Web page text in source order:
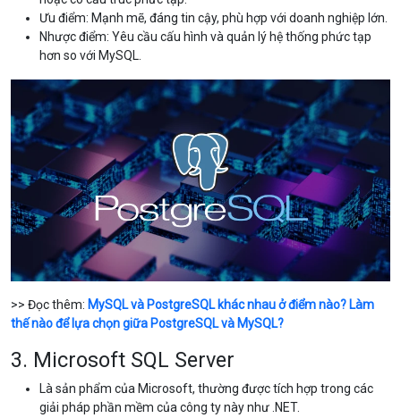
Ưu điểm: Mạnh mẽ, đáng tin cậy, phù hợp với doanh nghiệp lớn.
Nhược điểm: Yêu cầu cấu hình và quản lý hệ thống phức tạp
hơn so với MySQL.
>> Đọc thêm: MySQL và PostgreSQL khác nhau ở điểm nào? Làm
thế nào để lựa chọn giữa PostgreSQL và MySQL?
3. Microsoft SQL Server
Là sản phẩm của Microsoft, thường được tích hợp trong các
giải pháp phần mềm của công ty này như .NET.